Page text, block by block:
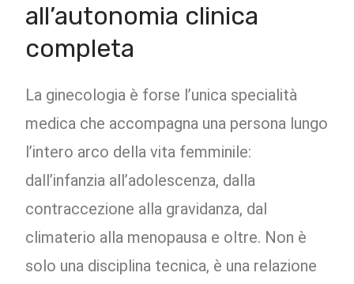
all’autonomia clinica
completa
La ginecologia è forse l’unica specialità
medica che accompagna una persona lungo
l’intero arco della vita femminile:
dall’infanzia all’adolescenza, dalla
contraccezione alla gravidanza, dal
climaterio alla menopausa e oltre. Non è
solo una disciplina tecnica, è una relazione